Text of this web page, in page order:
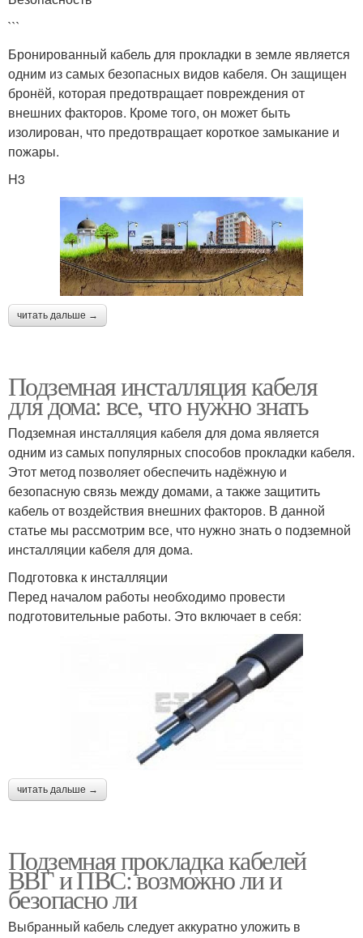
```
Бронированный кабель для прокладки в земле является
одним из самых безопасных видов кабеля. Он защищен
бронёй, которая предотвращает повреждения от
внешних факторов. Кроме того, он может быть
изолирован, что предотвращает короткое замыкание и
пожары.
H3
читать дальше →
Подземная инсталляция кабеля
для дома: все, что нужно знать
Подземная инсталляция кабеля для дома является
одним из самых популярных способов прокладки кабеля.
Этот метод позволяет обеспечить надёжную и
безопасную связь между домами, а также защитить
кабель от воздействия внешних факторов. В данной
статье мы рассмотрим все, что нужно знать о подземной
инсталляции кабеля для дома.
Подготовка к инсталляции
Перед началом работы необходимо провести
подготовительные работы. Это включает в себя:
читать дальше →
Подземная прокладка кабелей
ВВГ и ПВС: возможно ли и
безопасно ли
Выбранный кабель следует аккуратно уложить в